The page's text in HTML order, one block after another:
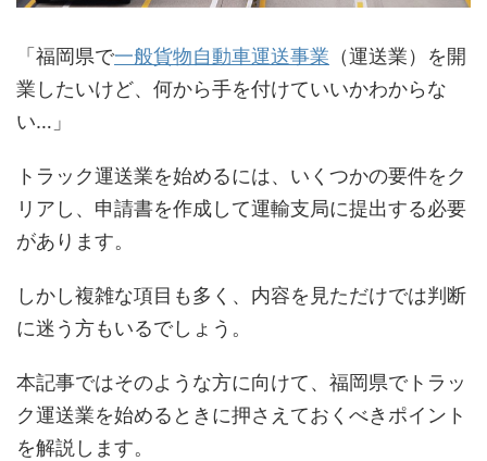
「福岡県で一般貨物自動車運送事業 （運送業）を開
業したいけど、何から手を付けていいかわからな
い…」
トラック運送業を始めるには、いくつかの要件をク
リアし、申請書を作成して運輸支局に提出する必要
があります。
しかし複雑な項目も多く、内容を見ただけでは判断
に迷う方もいるでしょう。
本記事ではそのような方に向けて、福岡県でトラッ
ク運送業を始めるときに押さえておくべきポイント
を解説します。